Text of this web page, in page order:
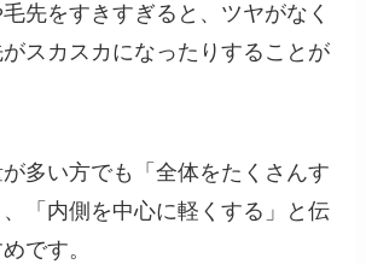
先をすきすぎると、ツヤがなく
スカスカになったりすることが
多い方でも「全体をたくさんす
「内側を中心に軽くする」と伝
です。